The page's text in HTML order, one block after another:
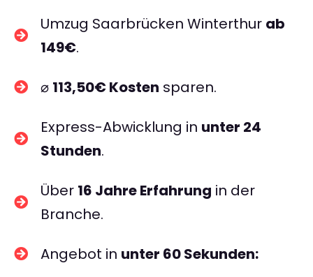
Umzug Saarbrücken Winterthur ab
149€.
⌀ 113,50€ Kosten sparen.
Express-Abwicklung in unter 24
Stunden.
Über 16 Jahre Erfahrung in der
Branche.
Angebot in unter 60 Sekunden: